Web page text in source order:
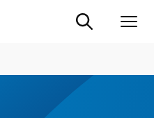
Suche ein-/